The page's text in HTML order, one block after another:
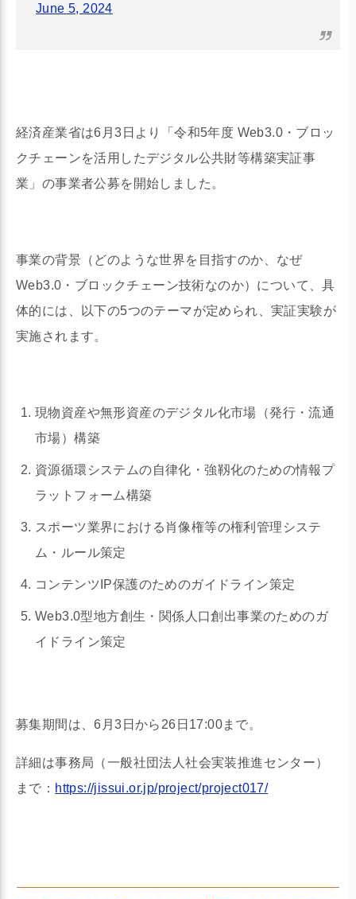
June 5, 2024
経済産業省は6月3日より「令和5年度 Web3.0・ブロッ
クチェーンを活用したデジタル公共財等構築実証事
業」の事業者公募を開始しました。
事業の背景（どのような世界を目指すのか、なぜ
Web3.0・ブロックチェーン技術なのか）について、具
体的には、以下の5つのテーマが定められ、実証実験が
実施されます。
現物資産や無形資産のデジタル化市場（発行・流通
市場）構築
資源循環システムの自律化・強靱化のための情報プ
ラットフォーム構築
スポーツ業界における肖像権等の権利管理システ
ム・ルール策定
コンテンツIP保護のためのガイドライン策定
Web3.0型地方創生・関係人口創出事業のためのガ
イドライン策定
募集期間は、6月3日から26日17:00まで。
詳細は事務局（一般社団法人社会実装推進センター）
まで： https://jissui.or.jp/project/project017/